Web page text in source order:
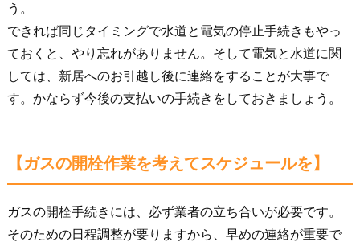
う。
できれば同じタイミングで水道と電気の停止手続きもやっ
ておくと、やり忘れがありません。そして電気と水道に関
しては、新居へのお引越し後に連絡をすることが大事で
す。かならず今後の支払いの手続きをしておきましょう。
【ガスの開栓作業を考えてスケジュールを】
ガスの開栓手続きには、必ず業者の立ち合いが必要です。
そのための日程調整が要りますから、早めの連絡が重要で